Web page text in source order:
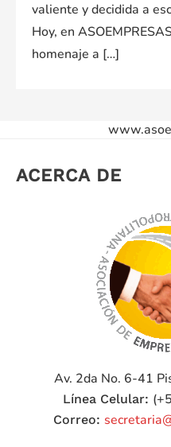
valiente y decidida a
Hoy, en
homenaje a […]
ACERCA DE
Av. 2da No. 6-41
Línea Celular:
Correo: